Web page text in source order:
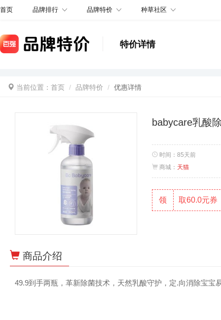
首页 品牌排行 品牌特价 种草社区
特价详情
当前位置： 首页 品牌特价 优惠详情
babycare乳酸
时间： 85天前
商城： 天猫
领 取60.0元券
商品介绍
49.9到手两瓶，革新除菌技术，天然乳酸守护，定.向消除宝